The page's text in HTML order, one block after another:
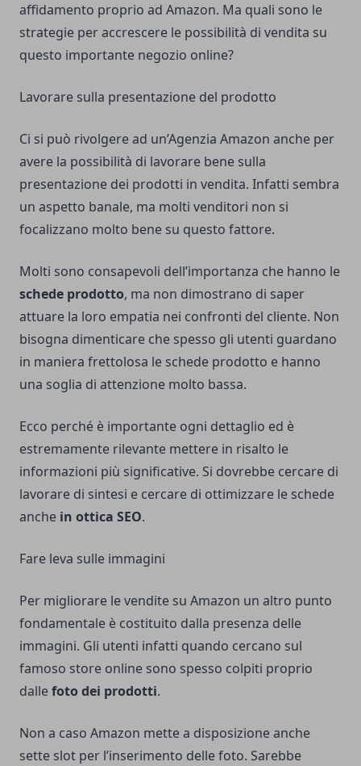
affidamento proprio ad Amazon. Ma quali sono le
strategie per accrescere le possibilità di vendita su
questo importante negozio online?
Lavorare sulla presentazione del prodotto
Ci si può rivolgere ad un’Agenzia Amazon anche per
avere la possibilità di lavorare bene sulla
presentazione dei prodotti in vendita. Infatti sembra
un aspetto banale, ma molti venditori non si
focalizzano molto bene su questo fattore.
Molti sono consapevoli dell’importanza che hanno le
schede prodotto, ma non dimostrano di saper
attuare la loro empatia nei confronti del cliente. Non
bisogna dimenticare che spesso gli utenti guardano
in maniera frettolosa le schede prodotto e hanno
una soglia di attenzione molto bassa.
Ecco perché è importante ogni dettaglio ed è
estremamente rilevante mettere in risalto le
informazioni più significative. Si dovrebbe cercare di
lavorare di sintesi e cercare di ottimizzare le schede
anche in ottica SEO.
Fare leva sulle immagini
Per migliorare le vendite su Amazon un altro punto
fondamentale è costituito dalla presenza delle
immagini. Gli utenti infatti quando cercano sul
famoso store online sono spesso colpiti proprio
dallefoto dei prodotti.
Non a caso Amazon mette a disposizione anche
sette slot per l’inserimento delle foto. Sarebbe